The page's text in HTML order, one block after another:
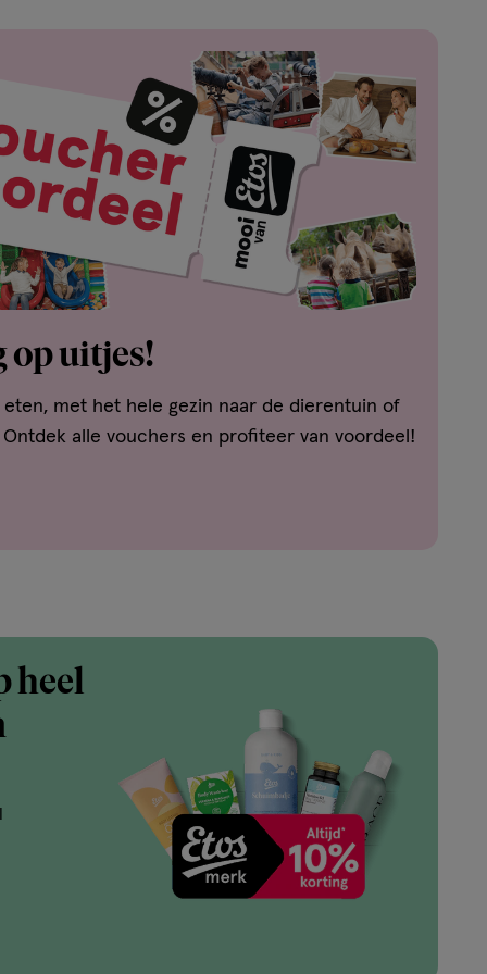
op uitjes!
eten, met het hele gezin naar de dierentuin of
alle vouchers en profiteer van voordeel!
heel